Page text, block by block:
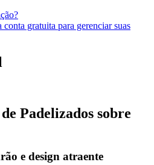
conta gratuita para gerenciar suas
Padelizados sobre
e design atraente